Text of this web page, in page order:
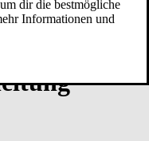
dir die bestmögliche
Informationen und